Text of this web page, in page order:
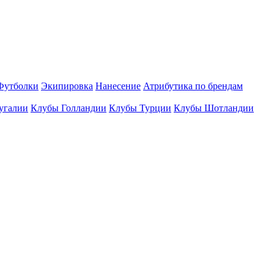
Экипировка Нанесение Атрибутика по брендам
Клубы Голландии Клубы Турции Клубы Шотландии